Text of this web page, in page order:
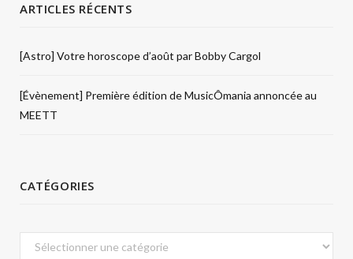
ARTICLES RÉCENTS
[Astro] Votre horoscope d’août par Bobby Cargol
[Évènement] Première édition de MusicÔmania annoncée au
MEETT
CATÉGORIES
Catégories